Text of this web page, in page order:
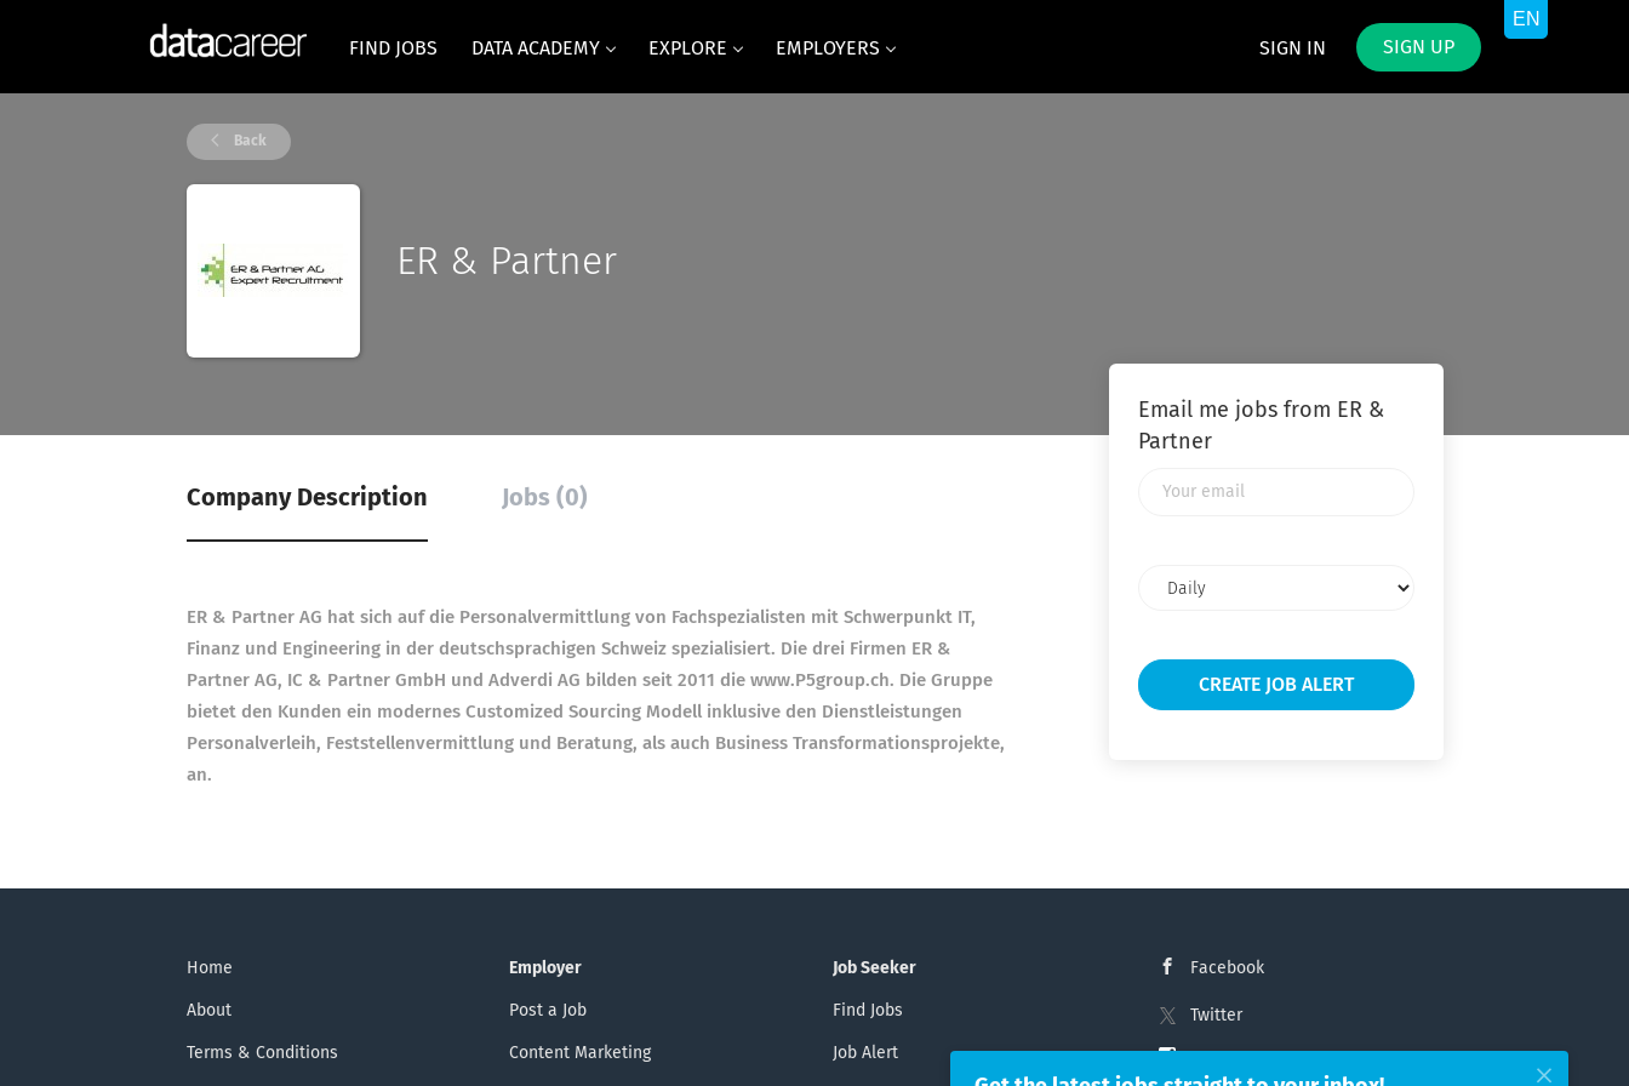
SIGN IN SIGN UP
FIND JOBS DATA ACADEMY EXPLORE EMPLOYERS
Back
ER & Partner
Company Description Jobs (0)
ER & Partner AG hat sich auf die Personalvermittlung von Fachspezialisten mit Schwerpunkt IT,
Finanz und Engineering in der deutschsprachigen Schweiz spezialisiert. Die drei Firmen ER &
Partner AG, IC & Partner GmbH und Adverdi AG bilden seit 2011 die www.P5group.ch. Die Gruppe
bietet den Kunden ein modernes Customized Sourcing Modell inklusive den Dienstleistungen
Personalverleih, Feststellenvermittlung und Beratung, als auch Business Transformationsprojekte,
an.
Email me jobs from ER &
Partner
frequency
Home
About
Terms & Conditions
Employer
Post a Job
Content Marketing
Job Seeker
Find Jobs
Job Alert
Facebook
Twitter